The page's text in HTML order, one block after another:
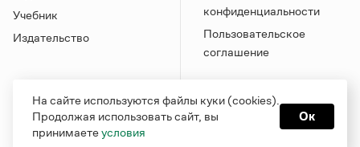
Учебник
Издательство
конфиденциальности
Пользовательское
соглашение
На сайте используются файлы куки (cookies).
Продолжая использовать сайт, вы
принимаетеусловия
Ок